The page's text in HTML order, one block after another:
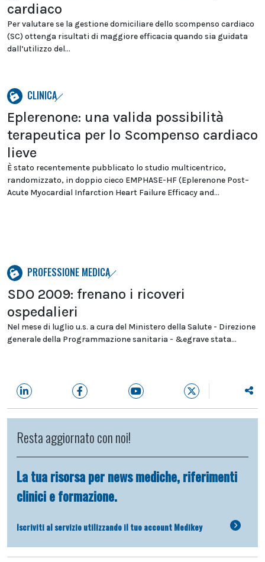
cardiaco
Per valutare se la gestione domiciliare dello scompenso cardiaco
(SC) ottenga risultati di maggiore efficacia quando sia guidata
dall’utilizzo del...
CLINICA
Eplerenone: una valida possibilità
terapeutica per lo Scompenso cardiaco
lieve
È stato recentemente pubblicato lo studio multicentrico,
randomizzato, in doppio cieco EMPHASE-HF (Eplerenone Post–
Acute Myocardial Infarction Heart Failure Efficacy and...
PROFESSIONE MEDICA
SDO 2009: frenano i ricoveri
ospedalieri
Nel mese di luglio u.s. a cura del Ministero della Salute - Direzione
generale della Programmazione sanitaria - &egrave stata...
Resta aggiornato con noi!
La tua risorsa per news mediche, riferimenti
clinici e formazione.
Iscriviti al servizio utilizzando il tuo account Medikey